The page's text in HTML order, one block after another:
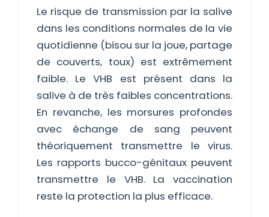
Le risque de transmission par la salive
dans les conditions normales de la vie
quotidienne (bisou sur la joue, partage
de couverts, toux) est extrêmement
faible. Le VHB est présent dans la
salive à de très faibles concentrations.
En revanche, les morsures profondes
avec échange de sang peuvent
théoriquement transmettre le virus.
Les rapports bucco-génitaux peuvent
transmettre le VHB. La vaccination
reste la protection la plus efficace.